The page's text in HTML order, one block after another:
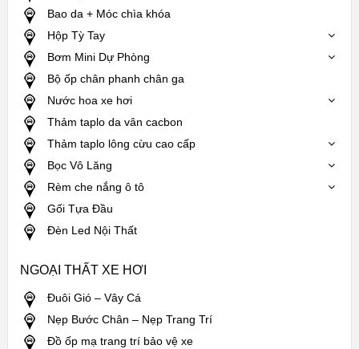
Bao da + Móc chìa khóa
Hộp Tỳ Tay
Bơm Mini Dự Phòng
Bộ ốp chân phanh chân ga
Nước hoa xe hơi
Thảm taplo da vân cacbon
Thảm taplo lông cừu cao cấp
Bọc Vô Lăng
Rèm che nắng ô tô
Gối Tựa Đầu
Đèn Led Nội Thất
NGOẠI THẤT XE HƠI
Đuôi Gió – Vây Cá
Nẹp Bước Chân – Nẹp Trang Trí
Đồ ốp mạ trang trí bảo vệ xe